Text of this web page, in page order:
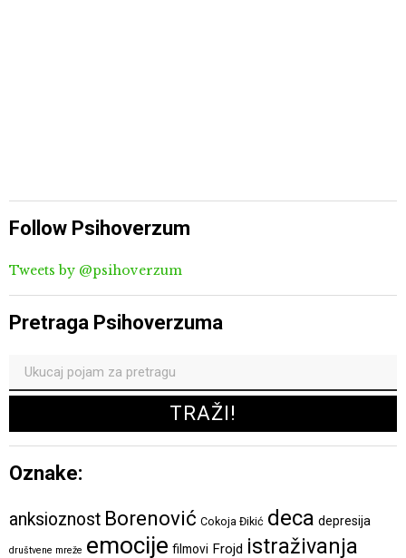
Follow Psihoverzum
Tweets by @psihoverzum
Pretraga Psihoverzuma
Oznake:
anksioznost Borenović Cokoja Đikić deca depresija
društvene mreže emocije filmovi Frojd istraživanja